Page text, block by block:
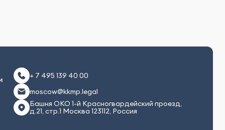
+ 7 495 139 40 00
moscow@kkmp.legal
Башня ОКО 1-й Красногвардейский проезд,
д.21, стр.1 Москва 123112, Россия